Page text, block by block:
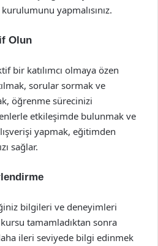
yapmalısınız.
Olun
bir katılımcı olmaya özen
sorular sormak ve
öğrenme sürecinizi
etkileşimde bulunmak ve
yapmak, eğitimden
sağlar.
bilgileri ve deneyimleri
tamamladıktan sonra
ileri seviyede bilgi edinmek